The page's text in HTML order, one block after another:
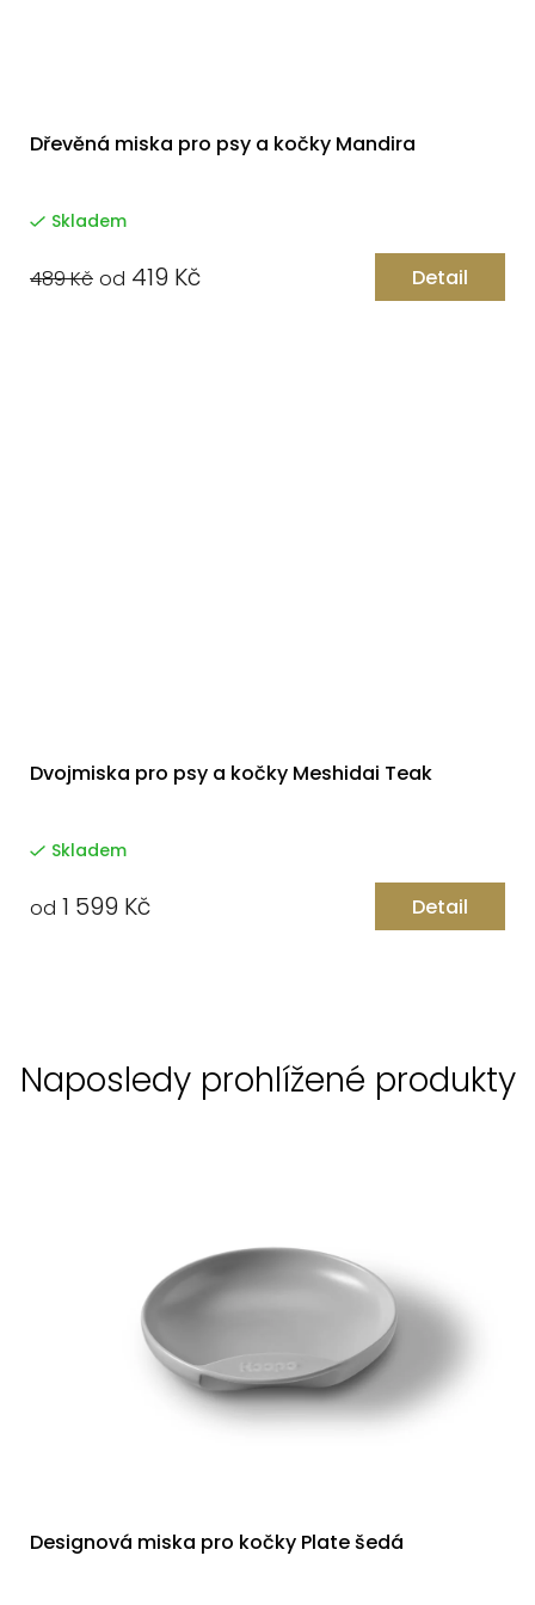
Dřevěná miska pro psy a kočky Mandira
Skladem
489 Kč od 419 Kč Detail
Dvojmiska pro psy a kočky Meshidai Teak
Skladem
od 1 599 Kč Detail
Naposledy prohlížené produkty
Designová miska pro kočky Plate šedá